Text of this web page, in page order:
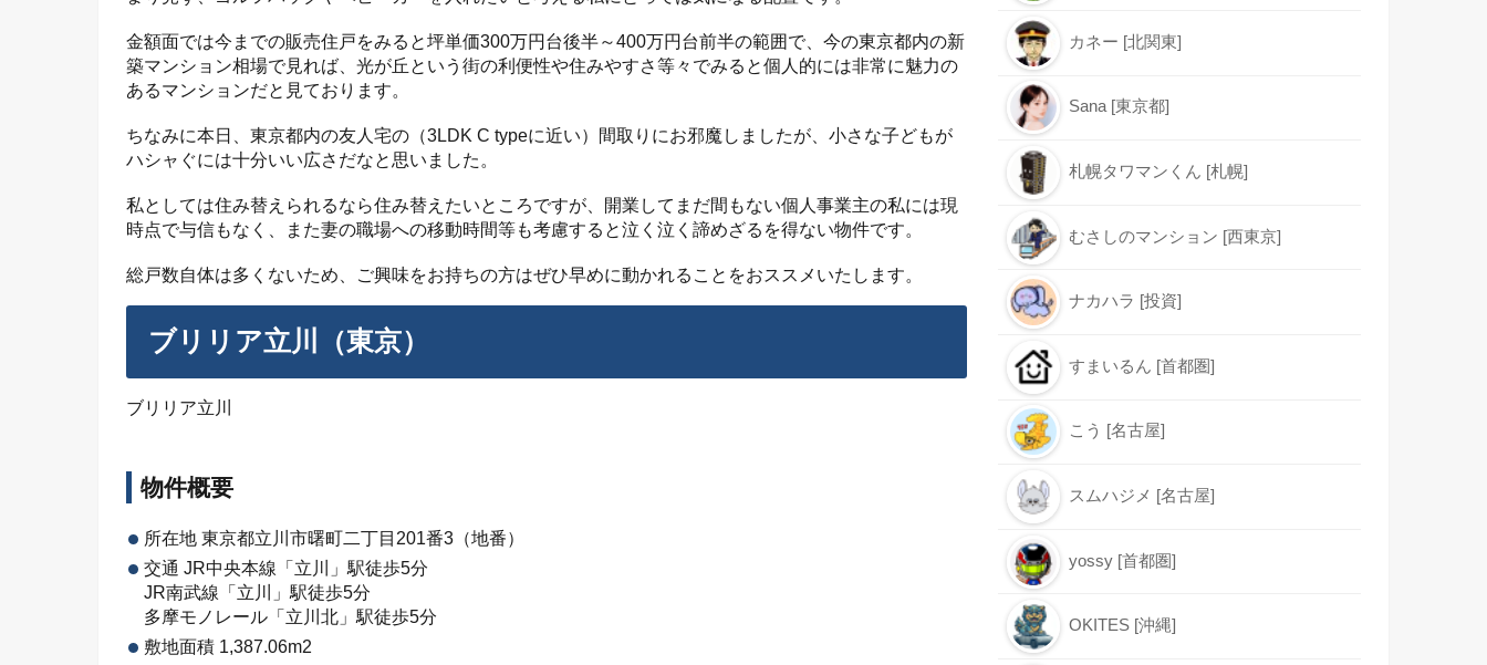
金額面では今までの販売住戸をみると坪単価300万円台後半～400万円台前半の範囲で、今の東京都内の新
築マンション相場で見れば、光が丘という街の利便性や住みやすさ等々でみると個人的には非常に魅力の
あるマンションだと見ております。
ちなみに本日、東京都内の友人宅の（3LDK C typeに近い）間取りにお邪魔しましたが、小さな子どもが
ハシャぐには十分いい広さだなと思いました。
私としては住み替えられるなら住み替えたいところですが、開業してまだ間もない個人事業主の私には現
時点で与信もなく、また妻の職場への移動時間等も考慮すると泣く泣く諦めざるを得ない物件です。
総戸数自体は多くないため、ご興味をお持ちの方はぜひ早めに動かれることをおススメいたします。
ブリリア立川（東京）
ブリリア立川
物件概要
所在地 東京都立川市曙町二丁目201番3（地番）
交通 JR中央本線「立川」駅徒歩5分
JR南武線「立川」駅徒歩5分
多摩モノレール「立川北」駅徒歩5分
敷地面積 1,387.06m2
カネー [北関東]
Sana [東京都]
札幌タワマンくん [札幌]
むさしのマンション [西東京]
ナカハラ [投資]
すまいるん [首都圏]
こう [名古屋]
スムハジメ [名古屋]
yossy [首都圏]
OKITES [沖縄]